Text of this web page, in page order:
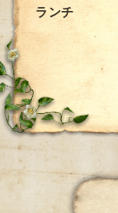
ランチ